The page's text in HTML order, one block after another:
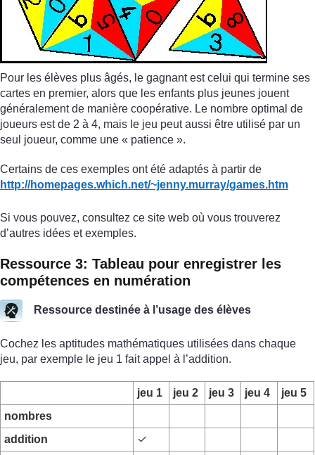
Pour les élèves plus âgés, le gagnant est celui qui termine ses
cartes en premier, alors que les enfants plus jeunes jouent
généralement de manière coopérative. Le nombre optimal de
joueurs est de 2 à 4, mais le jeu peut aussi être utilisé par un
seul joueur, comme une « patience ».
Certains de ces exemples ont été adaptés à partir de
http://homepages.which.net/~jenny.murray/games.htm
Si vous pouvez, consultez ce site web où vous trouverez
d’autres idées et exemples.
Ressource 3: Tableau pour enregistrer les
compétences en numération
Ressource destinée à l’usage des élèves
Cochez les aptitudes mathématiques utilisées dans chaque
jeu, par exemple le jeu 1 fait appel à l’addition.
jeu 1 jeu 2 jeu 3 jeu 4
jeu 5
nombres
addition
✓